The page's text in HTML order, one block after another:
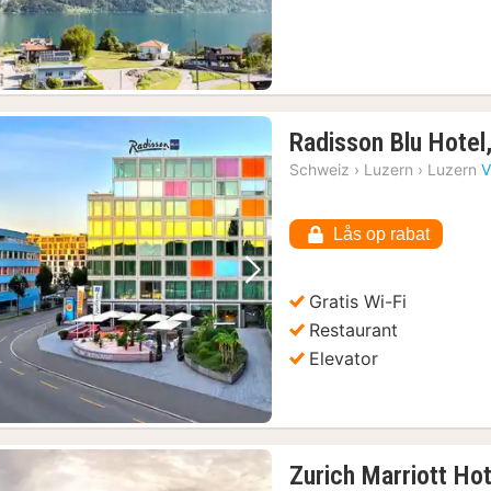
Forrige billede Næste billede
Radisson Blu
Schweiz › Luzern › Luzern
Lås op rabat
Gratis Wi-Fi
Restaurant
Elevator
Zurich Marriott